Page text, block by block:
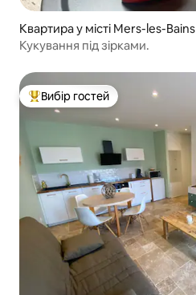
Квартира у місті Mers-les-Bains
Кукування під зірками.
Топ вибір гостей
Вибір гостей